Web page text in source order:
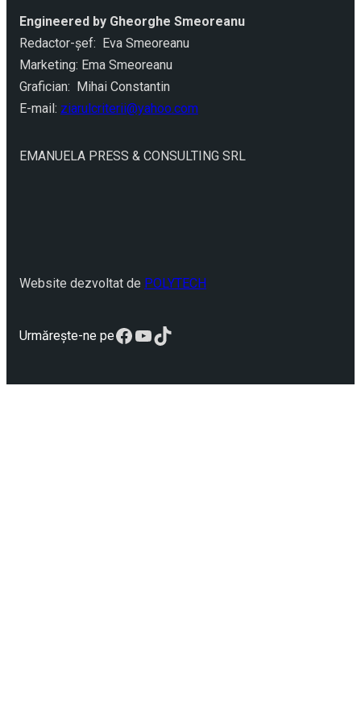
Engineered by Gheorghe Smeoreanu
Redactor-şef: Eva Smeoreanu
Marketing: Ema Smeoreanu
Grafician: Mihai Constantin
E-mail: ziarulcriterii@yahoo.com
EMANUELA PRESS & CONSULTING SRL
Website dezvoltat de POLYTECH
Urmărește-ne peFacebook
YouTube
TikTok